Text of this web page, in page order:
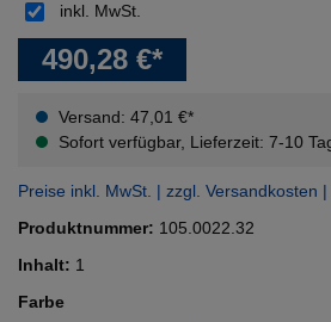
490,28 €*
Versand: 47,01 €*
Sofort verfügbar, Lieferzeit: 7-10
inkl. MwSt.
Preise inkl. MwSt. | zzgl. Versandkosten
Produktnummer: 105.0022.32
Inhalt: 1
Farbeauswählen